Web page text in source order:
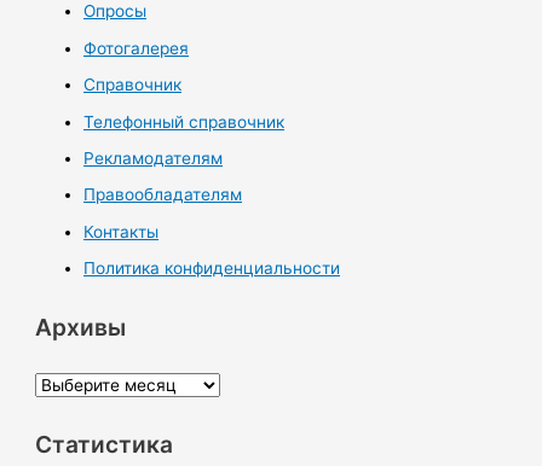
Опросы
Фотогалерея
Справочник
Телефонный справочник
Рекламодателям
Правообладателям
Контакты
Политика конфиденциальности
Архивы
А
х
Статистика